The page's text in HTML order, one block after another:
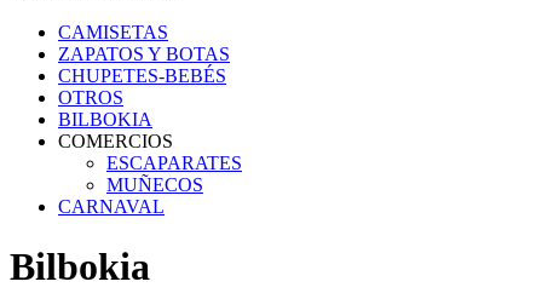
CAMISETAS
ZAPATOS Y BOTAS
CHUPETES-BEBÉS
OTROS
BILBOKIA
COMERCIOS
ESCAPARATES
MUÑECOS
CARNAVAL
Bilbokia